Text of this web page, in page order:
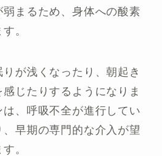
弱まるため、身体への酸素
。
が浅くなったり、朝起き
じたりするようになりま
、呼吸不全が進行してい
早期の専門的な介入が望
。